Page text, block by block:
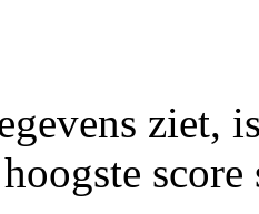
ziet,
score